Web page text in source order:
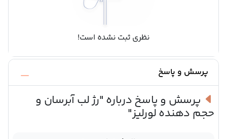
نظری ثبت نشده است!
پرسش و پاسخ
پرسش و پاسخ درباره "رژ لب آبرسان و
حجم دهنده لورلیز"